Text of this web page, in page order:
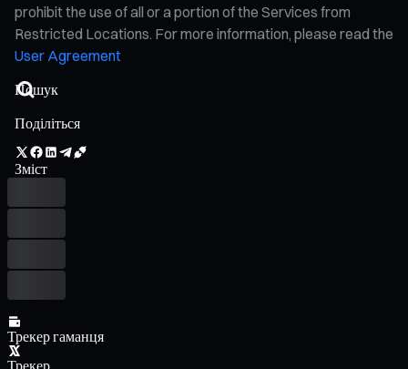
prohibit the use of all or a portion of the Services from
Restricted Locations. For more information, please read the
User Agreement
Поділіться
Зміст
Трекер гаманця
Трекер